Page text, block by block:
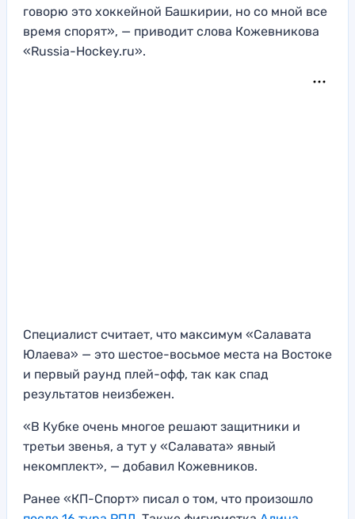
говорю это хоккейной Башкирии, но со мной все
время спорят», — приводит слова Кожевникова
«Russia-Hockey.ru».
Специалист считает, что максимум «Салавата
Юлаева» — это шестое-восьмое места на Востоке
и первый раунд плей-офф, так как спад
результатов неизбежен.
«В Кубке очень многое решают защитники и
третьи звенья, а тут у «Салавата» явный
некомплект», — добавил Кожевников.
Ранее «КП-Спорт» писал о том, что произошло